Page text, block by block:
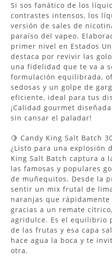
Si sos fanático de los
contrastes intensos, los
versión de sales de
paraíso del vapeo.
primer nivel en Estados
destaca por revivir las
una fidelidad que te va a
formulación equilibrada,
sedosas y un golpe de
eficiente, ideal para tus
¡Calidad gourmet
sin cansar el paladar!
🍋 Candy King Salt Batch
¿Listo para una explosión
King Salt Batch captura a
las famosas y populares
de muñequitos. Desde la
sentir un mix frutal de
naranjas que
gracias a un remate
agridulce. Es el equilibrio
de las frutas y esa capa
hace agua la boca y te
otra.